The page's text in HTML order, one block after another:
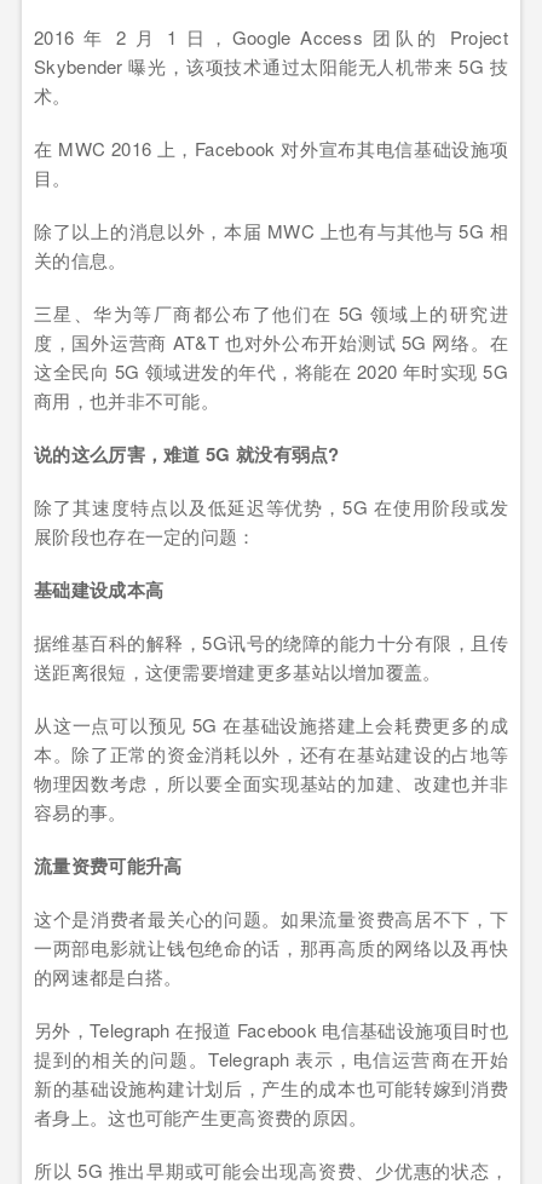
2016 年 2 月 1 日，Google Access 团队的 Project
Skybender 曝光，该项技术通过太阳能无人机带来 5G 技
术。
在 MWC 2016 上，Facebook 对外宣布其电信基础设施项
目。
除了以上的消息以外，本届 MWC 上也有与其他与 5G 相
关的信息。
三星、华为等厂商都公布了他们在 5G 领域上的研究进
度，国外运营商 AT&T 也对外公布开始测试 5G 网络。在
这全民向 5G 领域进发的年代，将能在 2020 年时实现 5G
商用，也并非不可能。
说的这么厉害，难道 5G 就没有弱点?
除了其速度特点以及低延迟等优势，5G 在使用阶段或发
展阶段也存在一定的问题：
基础建设成本高
据维基百科的解释，5G讯号的绕障的能力十分有限，且传
送距离很短，这便需要增建更多基站以增加覆盖。
从这一点可以预见 5G 在基础设施搭建上会耗费更多的成
本。除了正常的资金消耗以外，还有在基站建设的占地等
物理因数考虑，所以要全面实现基站的加建、改建也并非
容易的事。
流量资费可能升高
这个是消费者最关心的问题。如果流量资费高居不下，下
一两部电影就让钱包绝命的话，那再高质的网络以及再快
的网速都是白搭。
另外，Telegraph 在报道 Facebook 电信基础设施项目时也
提到的相关的问题。Telegraph 表示，电信运营商在开始
新的基础设施构建计划后，产生的成本也可能转嫁到消费
者身上。这也可能产生更高资费的原因。
所以 5G 推出早期或可能会出现高资费、少优惠的状态，